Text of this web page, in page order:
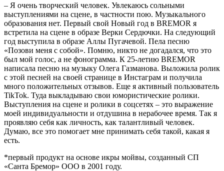
– Я очень творческий человек. Увлекаюсь сольными
выступлениями на сцене, в частности пою. Музыкального
образования нет. Первый свой Новый год в BREMOR я
встретила на сцене в образе Верки Сердючки. На следующий
год выступила в образе Аллы Пугачевой. Пела песню
«Позови меня с собой». Помню, никто не догадался, что это
был мой голос, а не фонограмма. К 25-летию BREMOR
написала песню на музыку Олега Газманова. Выложила ролик
с этой песней на своей странице в Инстаграм и получила
много положительных отзывов. Еще я активный пользователь
TikTok. Туда выкладываю свои юмористические ролики.
Выступления на сцене и ролики в соцсетях – это выражение
моей индивидуальности и отдушина в нерабочее время. Так я
проявляю себя как личность, как талантливый человек.
Думаю, все это помогает мне принимать себя такой, какая я
есть.
*первый продукт на основе икры мойвы, созданный СП
«Санта Бремор» ООО в 2001 году.